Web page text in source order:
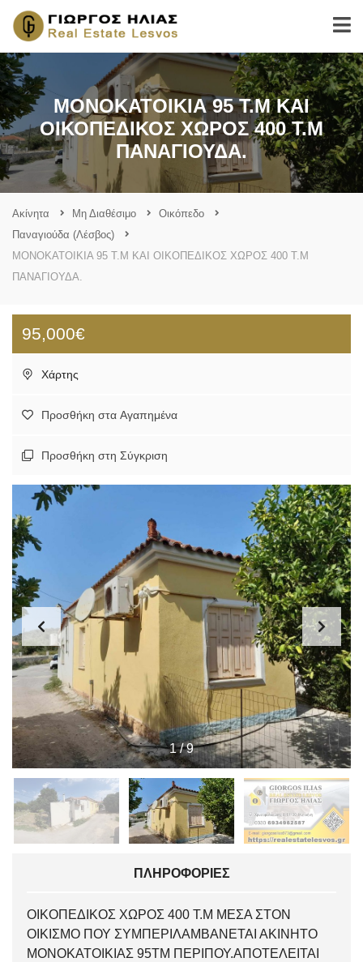
ΜΟΝΟΚΑΤΟΙΚΙΑ 95 Τ.Μ ΚΑΙ
ΟΙΚΟΠΕΔΙΚΟΣ ΧΩΡΟΣ 400 Τ.Μ
ΠΑΝΑΓΙΟΥΔΑ.
Ακίνητα Μη Διαθέσιμο
Οικόπεδο
Παναγιούδα (Λέσβος)
ΜΟΝΟΚΑΤΟΙΚΙΑ 95 Τ.Μ ΚΑΙ ΟΙΚΟΠΕΔΙΚΟΣ ΧΩΡΟΣ 400 Τ.Μ
ΠΑΝΑΓΙΟΥΔΑ.
95,000€
Χάρτης
Προσθήκη στα Αγαπημένα
Προσθήκη στη Σύγκριση
1/9
ΠΛΗΡΟΦΟΡΊΕΣ
ΟΙΚΟΠΕΔΙΚΟΣ ΧΩΡΟΣ 400 Τ.Μ ΜΕΣΑ ΣΤΟΝ
ΟΙΚΙΣΜΟ ΠΟΥ ΣΥΜΠΕΡΙΛΑΜΒΑΝΕΤΑΙ ΑΚΙΝΗΤΟ
ΜΟΝΟΚΑΤΟΙΚΙΑΣ 95ΤΜ ΠΕΡΙΠΟΥ.ΑΠΟΤΕΛΕΙΤΑΙ